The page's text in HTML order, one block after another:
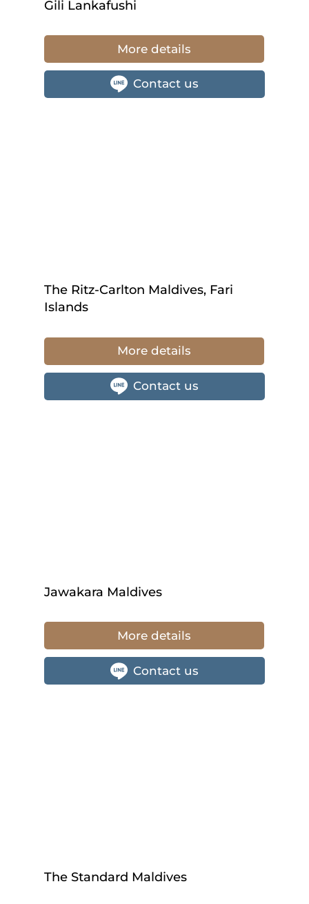
Gili Lankafushi
More details
Contact us
The Ritz-Carlton Maldives, Fari
Islands
More details
Contact us
Jawakara Maldives
More details
Contact us
The Standard Maldives